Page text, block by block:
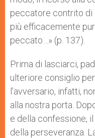
peccatore contrito di
più efficacemente
peccato…» (p. 137).
Prima di lasciarci,
ulteriore consiglio
l’avversario, infatti,
alla nostra porta.
e della confessione,
della perseveranza.